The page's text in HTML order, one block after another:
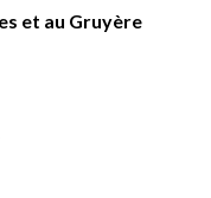
et au Gruyère